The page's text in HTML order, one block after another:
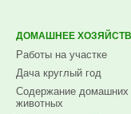
ДОМАШНЕЕ
Работы на участке
Дача круглый год
Содержание домашних
животных